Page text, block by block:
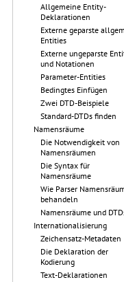
Allgemeine Entity-
Deklarationen
Externe geparste
Entities
Externe ungeparste
und Notationen
Parameter-Entities
Bedingtes Einfügen
Zwei DTD-Beispiele
Standard-DTDs finden
Namensräume
Die Notwendigkeit von
Namensräumen
Die Syntax für
Namensräume
Wie Parser
behandeln
Namensräume und
Internationalisierung
Zeichensatz-Metadaten
Die Deklaration der
Kodierung
Text-Deklarationen